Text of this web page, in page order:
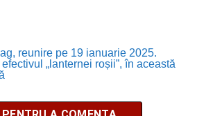
reunire pe 19 ianuarie 2025.
„lanternei roșii”, în această